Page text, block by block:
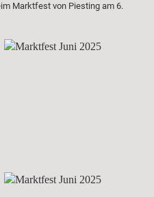
Marktfest von Piesting am 6.